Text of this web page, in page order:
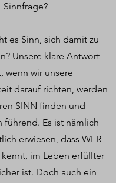
Sinnfrage?
es Sinn, sich damit zu
Unsere klare Antwort
wenn wir unsere
darauf richten, werden
SINN finden und
führend. Es ist nämlich
erwiesen, dass WER
kennt, im Leben erfüllter
ist. Doch auch ein